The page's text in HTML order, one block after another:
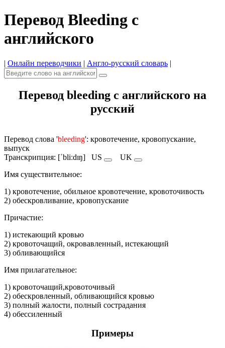
Перевод Bleeding с
английского
| Онлайн переводчики | Англо-русский словарь |
Перевод bleeding с английского на
русский
Перевод слова 'bleeding': кровотечение, кровопускание,
выпуск
Транскрипция: [ˈbliːdɪŋ] US
UK
Имя cуществительное:
1) кровотечение, обильное кровотечение, кровоточивость
2) обескровливание, кровопускание
Причастие:
1) истекающий кровью
2) кровоточащий, окровавленный, истекающий
3) обливающийся
Имя прилагательное:
1) кровоточащий,кровоточивый
2) обескровленный, обливающийся кровью
3) полный жалости, полный сострадания
4) обессиленный
Примеры